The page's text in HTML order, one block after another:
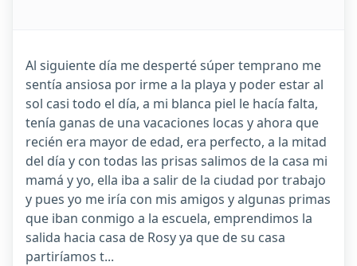
Al siguiente día me desperté súper temprano me
sentía ansiosa por irme a la playa y poder estar al
sol casi todo el día, a mi blanca piel le hacía falta,
tenía ganas de una vacaciones locas y ahora que
recién era mayor de edad, era perfecto, a la mitad
del día y con todas las prisas salimos de la casa mi
mamá y yo, ella iba a salir de la ciudad por trabajo
y pues yo me iría con mis amigos y algunas primas
que iban conmigo a la escuela, emprendimos la
salida hacia casa de Rosy ya que de su casa
partiríamos t...